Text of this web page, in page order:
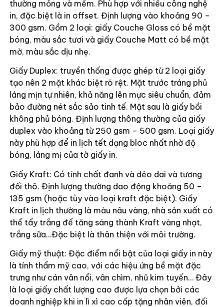
thường mỏng và mềm. Phù hợp với nhiều công nghệ
in, đặc biệt là in offset. Định lượng vào khoảng 90 –
300 gsm. Gồm 2 loại: giấy Couche Gloss có bề mặt
bóng, màu sắc tươi và giấy Couche Matt có bề mặt
mờ, màu sắc dịu nhẹ.
Giấy Duplex: truyền thống được ghép từ 2 loại giấy
tạo nên 2 mặt khác biệt rõ rệt. Mặt trước tráng phủ
láng mịn tự nhiên, khả năng lên mực siêu chuẩn, đảm
bảo đường nét sắc sảo tinh tế. Mặt sau là giấy bồi
không phủ bóng. Định lượng thông thường của giấy
duplex vào khoảng từ 250 gsm – 500 gsm. Loại giấy
này phù hợp để in lịch tết dạng bloc nhất nhờ độ
bóng, láng mị của tờ giấy in.
Giấy Kraft: Có tính chất đanh và dẻo dai và tương
đối thô. Định lượng thường dao động khoảng 50 –
135 gsm (hoặc tùy vào loại kraft đặc biệt). Giấy
Kraft in lịch thường là màu nâu vàng, nhà sản xuất có
thể tẩy trắng để tăng sáng thành Kraft vàng nhạt,
trắng sữa…Đặc biệt là thân thiện với môi trường.
Giấy mỹ thuật: Đặc điểm nổi bật của loại giấy in này
là tính thẩm mỹ cao, với các hiệu ứng bề mặt đặc
trưng như cán vân nổi, vân chìm, nhũ kim tuyến… Đây
là loại giấy chất lượng cao được lựa chọn bởi các
doanh nghiệp khi in lì xì cao cấp tặng nhân viên, đối